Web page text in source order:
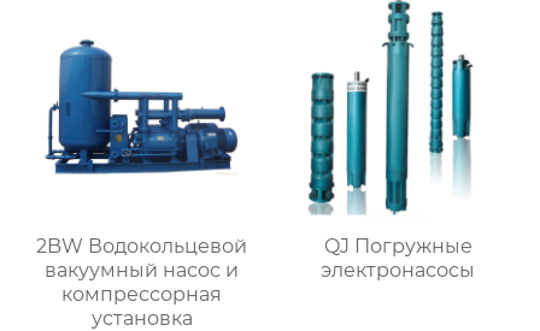
2BW Водокольцевой
вакуумный насос и
компрессорная
установка
QJ Погружные
электронасосы